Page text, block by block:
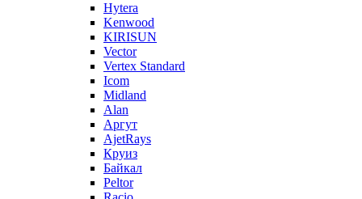
Hytera
Kenwood
KIRISUN
Vector
Vertex Standard
Icom
Midland
Alan
Аргут
AjetRays
Круиз
Байкал
Peltor